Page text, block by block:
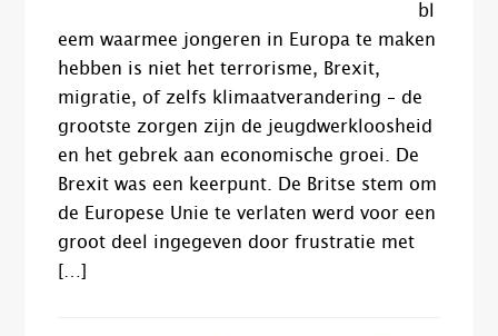
bl
eem waarmee jongeren in Europa te maken
hebben is niet het terrorisme, Brexit,
migratie, of zelfs klimaatverandering – de
grootste zorgen zijn de jeugdwerkloosheid
en het gebrek aan economische groei. De
Brexit was een keerpunt. De Britse stem om
de Europese Unie te verlaten werd voor een
groot deel ingegeven door frustratie met